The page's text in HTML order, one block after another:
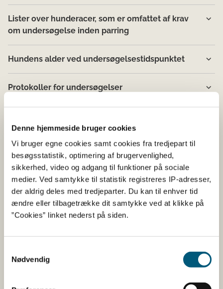
Denne hjemmeside bruger cookies
Vi bruger egne cookies samt cookies fra tredjepart til
besøgsstatistik, optimering af brugervenlighed,
sikkerhed, video og adgang til funktioner på sociale
medier. Ved samtykke til statistik registreres IP-adresser,
der aldrig deles med tredjeparter. Du kan til enhver tid
ændre eller tilbagetrække dit samtykke ved at klikke på
”Cookies” linket nederst på siden.
Nødvendig
Lister over hunderacer, som er omfattet af krav
om undersøgelse inden parring
Hundens alder ved undersøgelsestidspunktet
Protokoller for undersøgelser
Vurdering
Dokumentation
mindstekrav til hold af hunde indeholder et